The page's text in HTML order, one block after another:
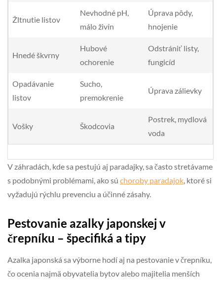
Žltnutie listov
Nevhodné pH,
málo živín
Úprava pôdy,
hnojenie
Hnedé škvrny
Hubové
ochorenie
Odstrániť listy,
fungicíd
Opadávanie
listov
Sucho,
premokrenie
Úprava zálievky
Vošky Škodcovia
Postrek, mydlová
voda
V záhradách, kde sa pestujú aj paradajky, sa často stretávame
s podobnými problémami, ako sú choroby paradajok, ktoré si
vyžadujú rýchlu prevenciu a účinné zásahy.
Pestovanie azalky japonskej v
črepníku – špecifiká a tipy
Azalka japonská sa výborne hodí aj na pestovanie v črepníku,
čo ocenia najmä obyvatelia bytov alebo majitelia menších